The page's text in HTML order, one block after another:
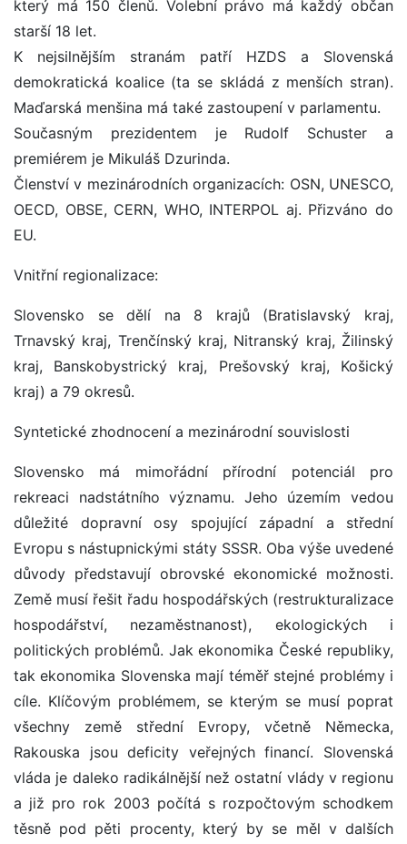
který má 150 členů. Volební právo má každý občan
starší 18 let.
K nejsilnějším stranám patří HZDS a Slovenská
demokratická koalice (ta se skládá z menších stran).
Maďarská menšina má také zastoupení v parlamentu.
Současným prezidentem je Rudolf Schuster a
premiérem je Mikuláš Dzurinda.
Členství v mezinárodních organizacích: OSN, UNESCO,
OECD, OBSE, CERN, WHO, INTERPOL aj. Přizváno do
EU.
Vnitřní regionalizace:
Slovensko se dělí na 8 krajů (Bratislavský kraj,
Trnavský kraj, Trenčínský kraj, Nitranský kraj, Žilinský
kraj, Banskobystrický kraj, Prešovský kraj, Košický
kraj) a 79 okresů.
Syntetické zhodnocení a mezinárodní souvislosti
Slovensko má mimořádní přírodní potenciál pro
rekreaci nadstátního významu. Jeho územím vedou
důležité dopravní osy spojující západní a střední
Evropu s nástupnickými státy SSSR. Oba výše uvedené
důvody představují obrovské ekonomické možnosti.
Země musí řešit řadu hospodářských (restrukturalizace
hospodářství, nezaměstnanost), ekologických i
politických problémů. Jak ekonomika České republiky,
tak ekonomika Slovenska mají téměř stejné problémy i
cíle. Klíčovým problémem, se kterým se musí poprat
všechny země střední Evropy, včetně Německa,
Rakouska jsou deficity veřejných financí. Slovenská
vláda je daleko radikálnější než ostatní vlády v regionu
a již pro rok 2003 počítá s rozpočtovým schodkem
těsně pod pěti procenty, který by se měl v dalších